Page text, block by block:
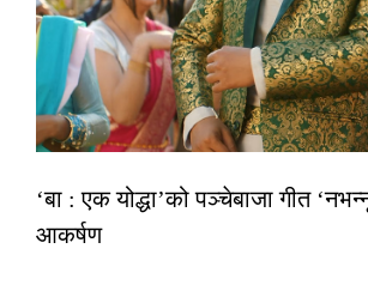
‘बा : एक योद्धा’को पञ्चेबाजा गीत
आकर्षण